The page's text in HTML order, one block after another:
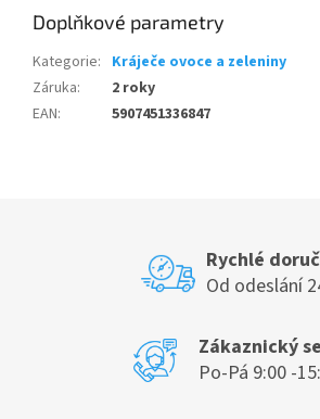
Doplňkové parametry
Kategorie: Kráječe ovoce a zeleniny
Záruka:
2 roky
EAN: 5907451336847
Rychlé
Od odeslání
Zákaznický
Po-Pá 9:00 -